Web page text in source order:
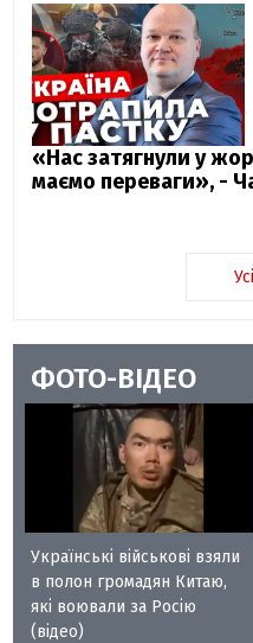
«Нас затягнули у
маємо переваги», -
ФОТО-ВІДЕО
Українські військові взяли
в полон громадян Китаю,
які воювали за Росію
(відео)